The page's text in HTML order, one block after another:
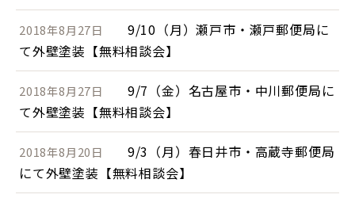
2018年8月27日
9/10（月）瀬戸市・瀬戸郵便局に
て外壁塗装【無料相談会】
2018年8月27日
9/7（金）名古屋市・中川郵便局に
て外壁塗装【無料相談会】
2018年8月20日
9/3（月）春日井市・高蔵寺郵便局
にて外壁塗装【無料相談会】